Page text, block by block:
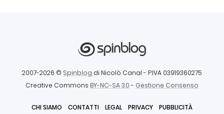
2007-2026 © Spinblog di Nicolò Canal - P.IVA 03919360275
Creative Commons BY-NC-SA 3.0- Gestione Consenso
CHI SIAMO CONTATTI LEGAL PRIVACY PUBBLICITÀ